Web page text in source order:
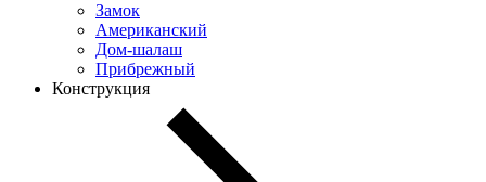
Замок
Американский
Дом-шалаш
Прибрежный
Конструкция